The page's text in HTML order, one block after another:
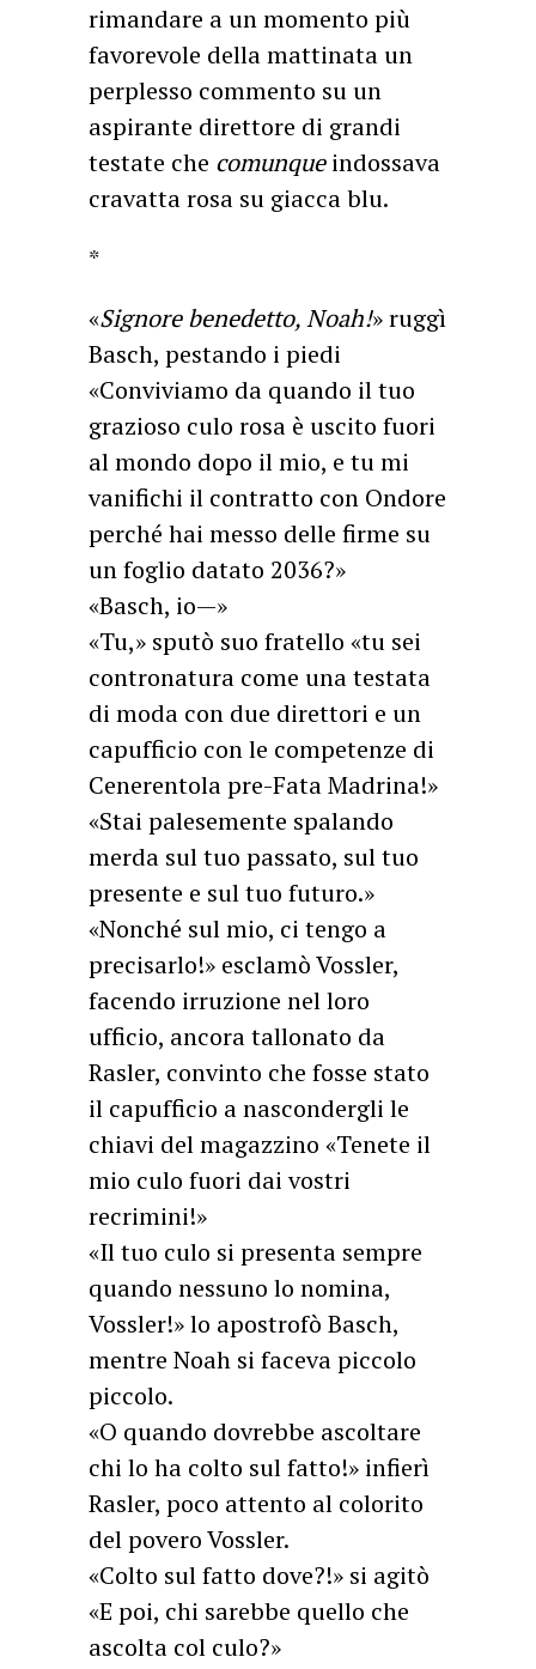
rimandare a un momento più
favorevole della mattinata un
perplesso commento su un
aspirante direttore di grandi
testate che comunqueindossava
cravatta rosa su giacca blu.
*
«Signore benedetto, Noah!» ruggì
Basch, pestando i piedi
«Conviviamo da quando il tuo
grazioso culo rosa è uscito fuori
al mondo dopo il mio, e tu mi
vanifichi il contratto con Ondore
perché hai messo delle firme su
un foglio datato 2036?»
«Basch, io—»
«Tu,» sputò suo fratello «tu sei
contronatura come una testata
di moda con due direttori e un
capufficio con le competenze di
Cenerentola pre-Fata Madrina!»
«Stai palesemente spalando
merda sul tuo passato, sul tuo
presente e sul tuo futuro.»
«Nonché sul mio, ci tengo a
precisarlo!» esclamò Vossler,
facendo irruzione nel loro
ufficio, ancora tallonato da
Rasler, convinto che fosse stato
il capufficio a nascondergli le
chiavi del magazzino «Tenete il
mio culo fuori dai vostri
recrimini!»
«Il tuo culo si presenta sempre
quando nessuno lo nomina,
Vossler!» lo apostrofò Basch,
mentre Noah si faceva piccolo
piccolo.
«O quando dovrebbe ascoltare
chi lo ha colto sul fatto!» infierì
Rasler, poco attento al colorito
del povero Vossler.
«Colto sul fatto dove?!» si agitò
«E poi, chi sarebbe quello che
ascolta col culo?»